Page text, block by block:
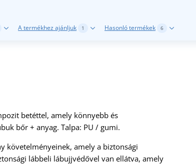
A termékhez ajánljuk 1 Hasonló termékek 6
betéttel, amely könnyebb és
bőr + anyag. Talpa: PU / gumi.
követelményeinek, amely a biztonsági
lábbeli lábujjvédővel van ellátva, amely